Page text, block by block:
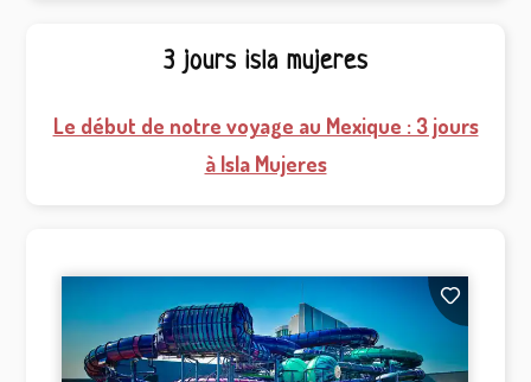
3 jours isla mujeres
Le début de notre voyage au Mexique : 3 jours
à Isla Mujeres